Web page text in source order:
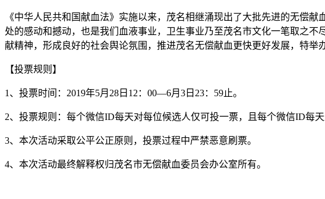
《中华人民共和国献血法》实施以来，茂名相继涌现出了大批先进的无偿
处的感动和撼动，也是我们血液事业，卫生事业乃至茂名市文化一笔取之
献精神，形成良好的社会舆论氛围，推进茂名无偿献血更快更好发展，特举
【投票规则】
1、投票时间：2019年5月28日12：00—6月3日23：59止。
2、投票规则：每个微信ID每天对每位候选人仅可投一票，且每个微信ID每
3、本次活动采取公平公正原则，投票过程中严禁恶意刷票。
4、本次活动最终解释权归茂名市无偿献血委员会办公室所有。